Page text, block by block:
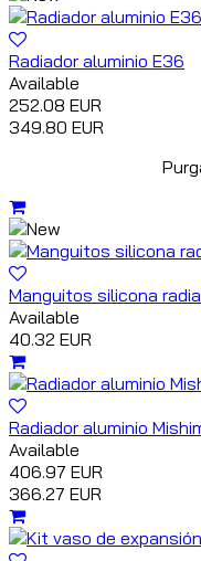
Radiador aluminio E36
Available
252.08 EUR
349.80 EUR
Manguitos silicona
Available
40.32 EUR
Radiador aluminio
Available
406.97 EUR
366.27 EUR